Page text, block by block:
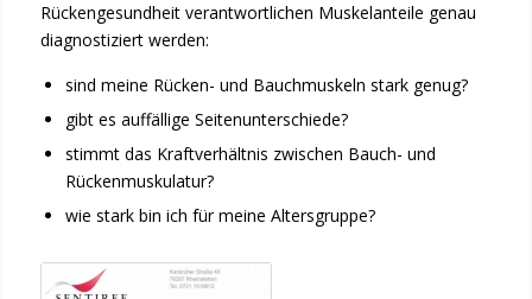
Rückengesundheit verantwortlichen Muskelanteile genau
diagnostiziert werden:
sind meine Rücken- und Bauchmuskeln stark genug?
gibt es auffällige Seitenunterschiede?
stimmt das Kraftverhältnis zwischen Bauch- und
Rückenmuskulatur?
wie stark bin ich für meine Altersgruppe?